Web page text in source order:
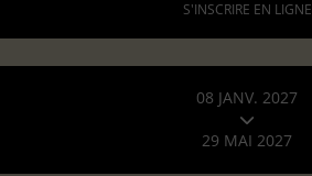
S'INSCRIRE EN LIGNE
08 JANV. 2027
29 MAI 2027